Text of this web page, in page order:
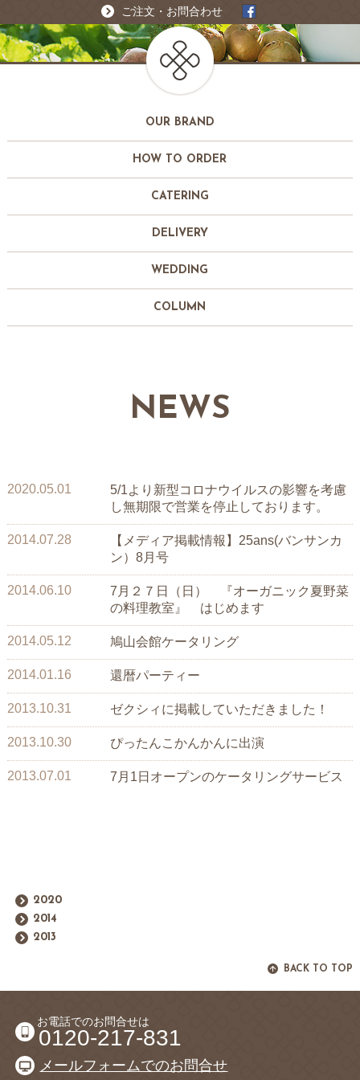
ご注文・お問合わせ
OUR BRAND
HOW TO ORDER
CATERING
DELIVERY
WEDDING
COLUMN
NEWS
2020.05.01
5/1より新型コロナウイルスの影響を考慮
し無期限で営業を停止しております。
2014.07.28
【メディア掲載情報】25ans(バンサンカ
ン）8月号
2014.06.10
7月２７日（日） 『オーガニック夏野菜
の料理教室』 はじめます
2014.05.12 鳩山会館ケータリング
2014.01.16 還暦パーティー
2013.10.31 ゼクシィに掲載していただきました！
2013.10.30 ぴったんこかんかんに出演
2013.07.01 7月1日オープンのケータリングサービス
2020
2014
2013
BACK TO TOP
お電話でのお問合せは
0120-217-831
メールフォームでのお問合せ